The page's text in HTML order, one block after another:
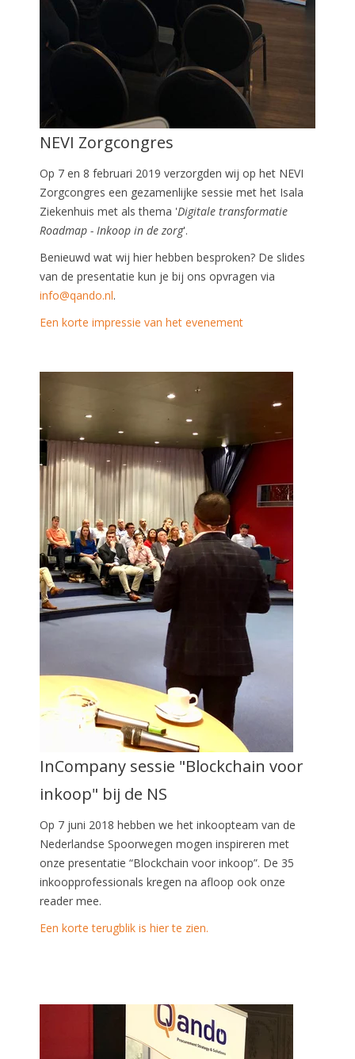
NEVI Zorgcongres
Op 7 en 8 februari 2019 verzorgden wij op het NEVI
Zorgcongres een gezamenlijke sessie met het Isala
Ziekenhuis met als thema 'Digitale transformatie
Roadmap - Inkoop in de zorg'.
Benieuwd wat wij hier hebben besproken? De slides
van de presentatie kun je bij ons opvragen via
info@qando.nl.
Een korte impressie van het evenement
InCompany sessie "Blockchain voor
inkoop" bij de NS
Op 7 juni 2018 hebben we het inkoopteam van de
Nederlandse Spoorwegen mogen inspireren met
onze presentatie “Blockchain voor inkoop”. De 35
inkoopprofessionals kregen na afloop ook onze
reader mee.
Een korte terugblik is hier te zien.